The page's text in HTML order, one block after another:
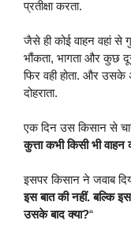
प्रतीक्षा करता.
जैसे ही कोई वाहन वहां से
भौंकता, भागता और कुछ
फिर वही होता. और उसके
दोहराता.
एक दिन उस किसान से
कुत्ता कभी किसी भी
इसपर किसान ने जवाब
इस बात की नहीं. बल्कि
उसके बाद क्या?“